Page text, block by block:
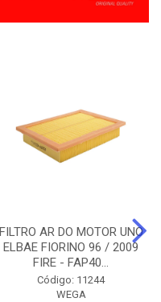
FILTRO AR DO MOTOR UNO
ELBAE FIORINO 96 / 2009
FIRE - FAP40...
Código: 11244
WEGA